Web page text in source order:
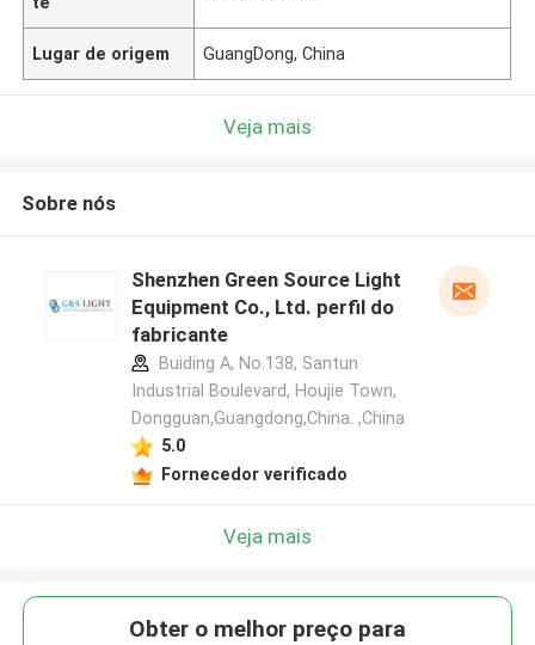
Lugar de origem GuangDong, China
Veja mais
Sobre nós
Shenzhen Green Source Light
Equipment Co., Ltd. perfil do
fabricante
Buiding A, No.138, Santun
Industrial Boulevard, Houjie Town,
Dongguan,Guangdong,China. ,China
5.0
Fornecedor verificado
Veja mais
Obter o melhor preço para